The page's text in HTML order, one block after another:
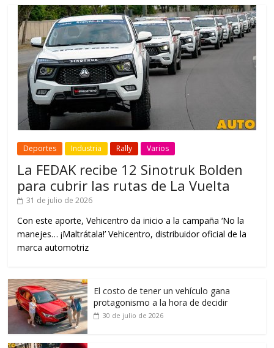
Deportes Industria Rally Varios
La FEDAK recibe 12 Sinotruk Bolden
para cubrir las rutas de La Vuelta
31 de julio de 2026
Con este aporte, Vehicentro da inicio a la campaña ‘No la
manejes… ¡Maltrátala!’ Vehicentro, distribuidor oficial de la
marca automotriz
El costo de tener un vehículo gana
protagonismo a la hora de decidir
30 de julio de 2026